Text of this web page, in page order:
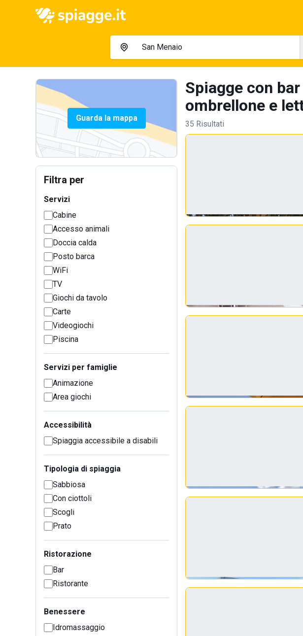
Guarda la mappa
Filtra per
Servizi
Cabine
Accesso animali
Doccia calda
Posto barca
WiFi
TV
Giochi da tavolo
Carte
Videogiochi
Piscina
Servizi per famiglie
Animazione
Area giochi
Accessibilità
Spiaggia accessibile a disabili
Tipologia di spiaggia
Sabbiosa
Con ciottoli
Scogli
Prato
Ristorazione
Bar
Ristorante
Benessere
Idromassaggio
Spiagge con
ombrellone e
35 Risultati